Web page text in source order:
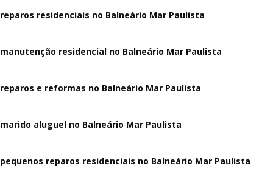
reparos residenciais no Balneário Mar Paulista
manutenção residencial no Balneário Mar Paulista
reparos e reformas no Balneário Mar Paulista
marido aluguel no Balneário Mar Paulista
pequenos reparos residenciais no Balneário Mar Paulista